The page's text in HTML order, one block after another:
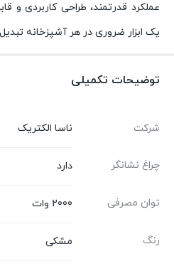
عملکرد قدرتمند، طراحی کاربردی و
یک ابزار ضروری در هر آشپزخانه
توضیحات تکمیلی
شرکت ناسا الکتریک
چراغ نشانگر دارد
توان مصرفی 2000 وات
رنگ مشکی